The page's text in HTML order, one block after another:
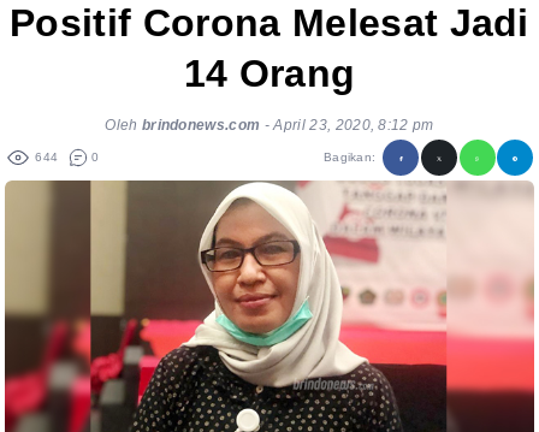
Positif Corona Melesat Jadi
14 Orang
Oleh brindonews.com -April 23, 2020, 8:12 pm
644 0 Bagikan: